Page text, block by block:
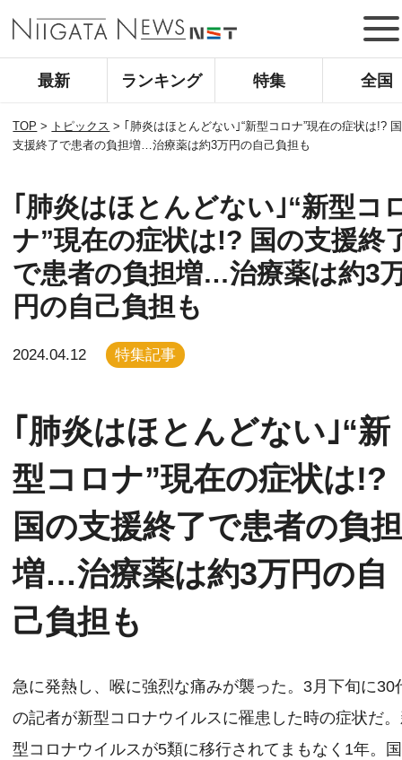
最新 ランキング 特集 全国
TOP > トピックス > ｢肺炎はほとんどない｣“新型コロナ”現在の症状は!?
支援終了で患者の負担増…治療薬は約3万円の自己負担も
｢肺炎はほとんどない｣“新型コ
ナ”現在の症状は!? 国の支援終
で患者の負担増…治療薬は約3
円の自己負担も
2024.04.12 特集記事
｢肺炎はほとんどない｣“新
型コロナ”現在の症状は!?
国の支援終了で患者の負
増…治療薬は約3万円の自
己負担も
急に発熱し、喉に強烈な痛みが襲った。3月下旬に30
の記者が新型コロナウイルスに罹患した時の症状だ
型コロナウイルスが5類に移行されてまもなく1年。国